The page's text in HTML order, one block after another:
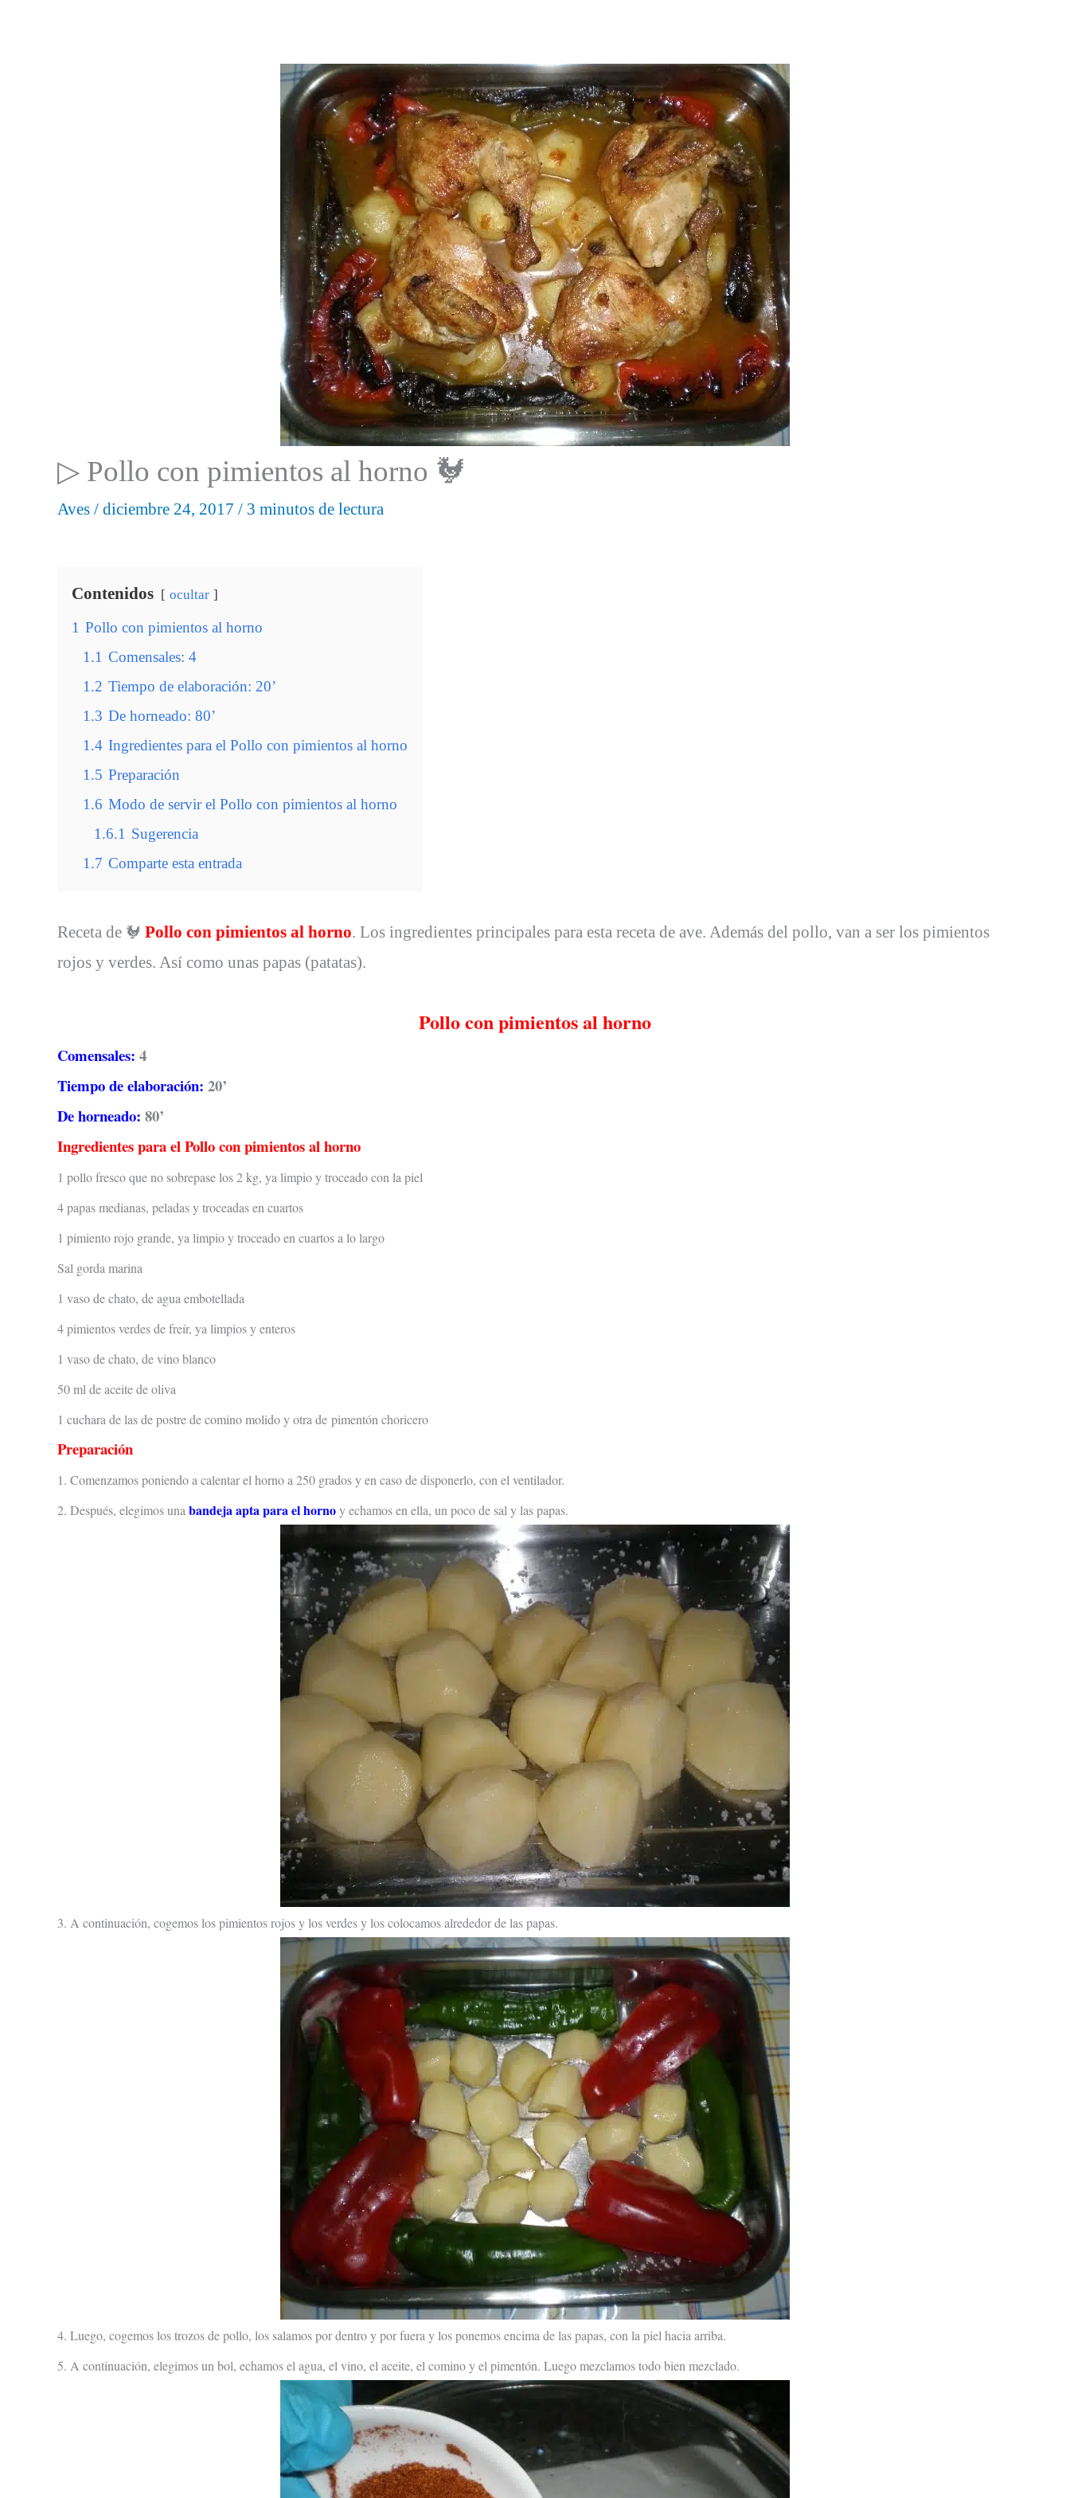
▷ Pollo con pimientos al horno 🐓
Aves / diciembre 24, 2017 / 3 minutos de lectura
Contenidos ocultar
1 Pollo con pimientos al horno
1.1 Comensales: 4
1.2 Tiempo de elaboración: 20’
1.3 De horneado: 80’
1.4 Ingredientes para el Pollo con pimientos al horno
1.5 Preparación
1.6 Modo de servir el Pollo con pimientos al horno
1.6.1 Sugerencia
1.7 Comparte esta entrada
Receta de 🐓 Pollo con pimientos al horno. Los ingredientes principales para esta receta de ave. Además del pollo, van a ser los pimientos
rojos y verdes. Así como unas papas (patatas).
Pollo con pimientos al horno
Comensales: 4
Tiempo de elaboración: 20’
De horneado: 80’
Ingredientes para el Pollo con pimientos al horno
1 pollo fresco que no sobrepase los 2 kg, ya limpio y troceado con la piel
4 papas medianas, peladas y troceadas en cuartos
1 pimiento rojo grande, ya limpio y troceado en cuartos a lo largo
Sal gorda marina
1 vaso de chato, de agua embotellada
4 pimientos verdes de freír, ya limpios y enteros
1 vaso de chato, de vino blanco
50 ml de aceite de oliva
1 cuchara de las de postre de comino molido y otra de pimentón choricero
Preparación
1. Comenzamos poniendo a calentar el horno a 250 grados y en caso de disponerlo, con el ventilador.
2. Después, elegimos una bandeja apta para el hornoy echamos en ella, un poco de sal y las papas.
3. A continuación, cogemos los pimientos rojos y los verdes y los colocamos alrededor de las papas.
4. Luego, cogemos los trozos de pollo, los salamos por dentro y por fuera y los ponemos encima de las papas, con la piel hacia arriba.
5. A continuación, elegimos un bol, echamos el agua, el vino, el aceite, el comino y el pimentón. Luego mezclamos todo bien mezclado.